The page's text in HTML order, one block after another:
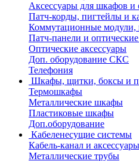
Аксессуары для шкафов и
Патч-корды, пигтейлы и
Коммутационные модули,
Патч-панели и
Оптические аксессуары
Доп. оборудование СКС
Телефония
Шкафы, щитки, боксы и
Термошкафы
Металлические шкафы
Пластиковые шкафы
Доп.оборудование
Кабеленесущие системы
Кабель-канал и аксессуары
Металлические трубы